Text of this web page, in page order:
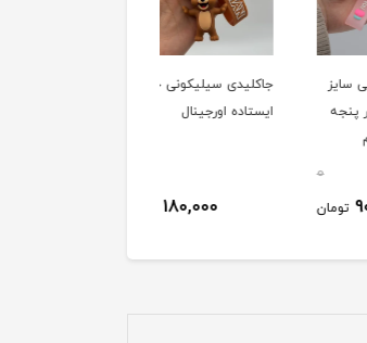
جاکلیدی سیلیکونی جری
ایستاده اورجینال
180,000 تومان